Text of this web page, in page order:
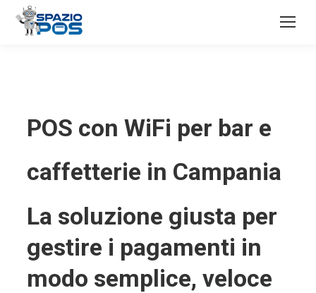
POS con WiFi per bar e
caffetterie in Campania
La soluzione giusta per
gestire i pagamenti in
modo semplice, veloce